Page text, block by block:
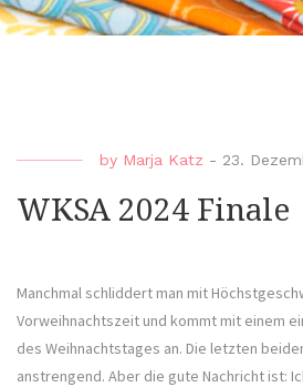
by Marja Katz - 23.
WKSA 2024 Finale
Manchmal schliddert man mit
Vorweihnachtszeit und kommt mit einem
des Weihnachtstages an. Die letzten
anstrengend. Aber die gute Nachricht ist: